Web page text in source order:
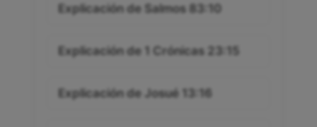
Explicación de Salmos 83:10
Explicación de 1 Crónicas 23:15
Explicación de Josué 13:16